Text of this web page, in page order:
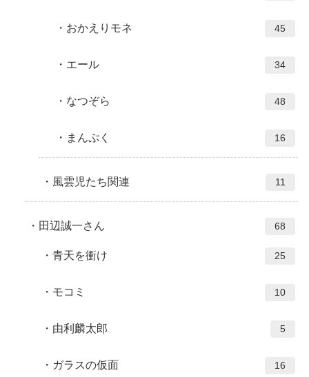
おかえりモネ 45
エール 34
なつぞら 48
まんぷく 16
風雲児たち関連 11
田辺誠一さん 68
青天を衝け 25
モコミ 10
由利麟太郎 5
ガラスの仮面 16